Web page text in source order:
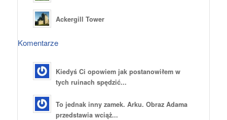
Ackergill Tower
Komentarze
Kiedyś Ci opowiem jak postanowiłem w
tych ruinach spędzić...
To jednak inny zamek. Arku. Obraz Adama
przedstawia wciąż...